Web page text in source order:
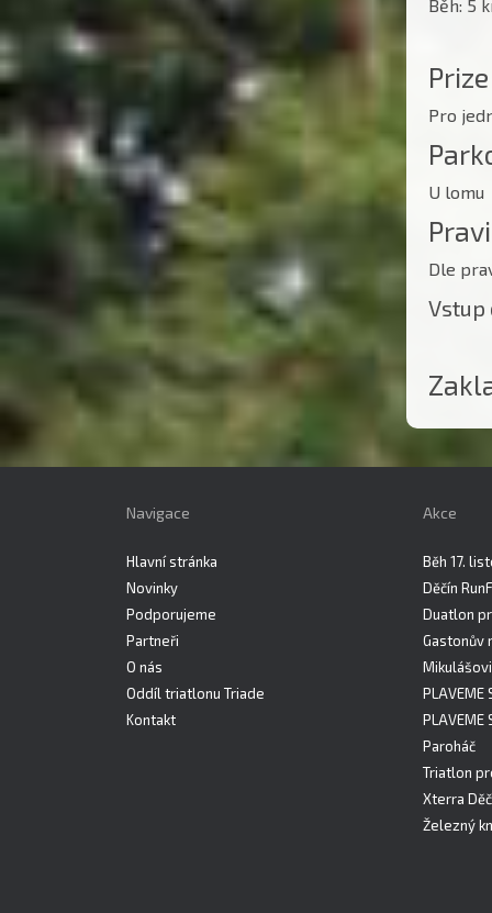
Běh: 5
Pro
U lomu
Dle
Vstup
Navigace
Hlavní stránka
Novinky
Podporujeme
Partneři
O nás
Oddíl triatlonu Triade
Kontakt
Akce
Běh 17.
Děčín
Duatlon
Gastonův
PLAVEME
PLAVEME
Paroháč
Triatlon
Xterra
Železný